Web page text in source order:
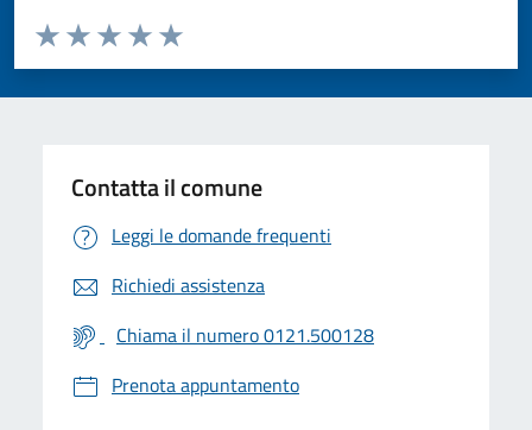
Valuta da 1 a 5 stelle la pagina
Valuta 5 stelle su 5
Valuta 4 stelle su 5
Valuta 3 stelle su 5
Valuta 2 stelle su 5
Valuta 1 stelle su 5
Contatta il comune
Leggi le domande frequenti
Richiedi assistenza
Chiama il numero 0121.500128
Prenota appuntamento